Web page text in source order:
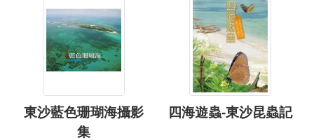
東沙藍色珊瑚海攝影
集
四海遊蟲-東沙昆蟲記